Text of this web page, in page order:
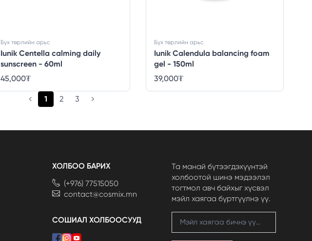
Iunik Centella calming daily
sunscreen - 60ml
Бүх төрлийн арьс
45,000₮
Iunik Calendula balancing foam
gel - 150ml
Бүх төрлийн арьс
39,000₮
1
(current)2 3
ХОЛБОО БАРИХ
(+976) 77515050
contact@cosmix.mn
СОШИАЛ ХОЛБООСУУД
Та манай бүтээгдэхүүнтэй
холбоотой шинэ мэдээлэл
тогтмол авч байхыг хүсвэл
мэйл хаягаа бүртгүүлнэ үү.